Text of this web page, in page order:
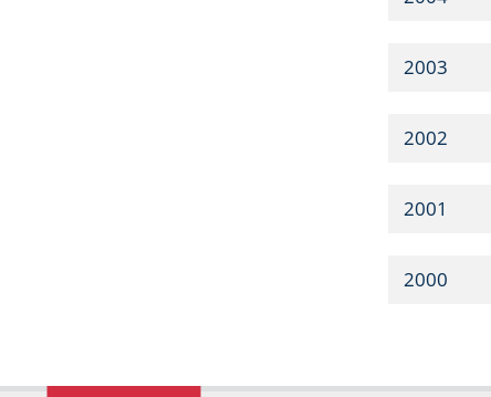
2003
2002
2001
2000